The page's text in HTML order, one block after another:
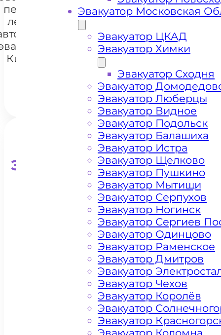
перевозки
легковых
Киевское
+7 985 222 99 01
Эвакуатор для
Эвакуатор Московская
Эвакуатор ЦКАД
Эвакуатор Химки
Эвакуатор Сходня
Эвакуатор
Эвакуатор Люберцы
Эвакуатор Видное
Эвакуатор Подольск
Эвакуатор Балашиха
Эвакуатор Истра
Эвакуатор Щелково
Эвакуатор Пушкино
Эвакуатор Мытищи
Эвакуатор Серпухов
Эвакуатор Ногинск
Эвакуатор Сергиев
Эвакуатор Одинцово
Эвакуатор Раменское
Эвакуатор Дмитров
Эвакуатор
Эвакуатор Чехов
Эвакуатор Королёв
Эвакуатор
Эвакуатор